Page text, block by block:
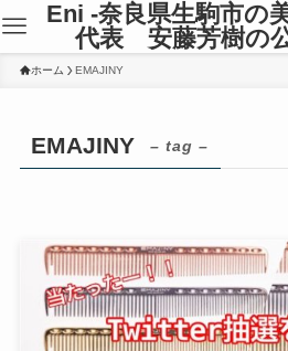
Eni -奈良県生駒市
代表 安藤芳樹の
ホーム EMAJINY
EMAJINY – tag –